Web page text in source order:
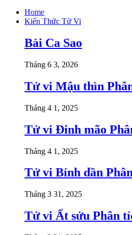
Home
Kiến Thức Tử Vi
Bài Ca Sao
Tháng 6 3, 2026
Tử vi Mậu thìn
Tháng 4 1, 2025
Tử vi Đinh mão
Tháng 4 1, 2025
Tử vi Bính dần
Tháng 3 31, 2025
Tử vi Ất sửu Phân